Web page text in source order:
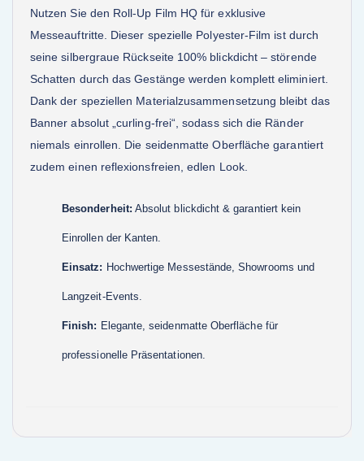
Nutzen Sie den Roll-Up Film HQ für exklusive
Messeauftritte. Dieser spezielle Polyester-Film ist durch
seine silbergraue Rückseite 100% blickdicht – störende
Schatten durch das Gestänge werden komplett eliminiert.
Dank der speziellen Materialzusammensetzung bleibt das
Banner absolut „curling-frei“, sodass sich die Ränder
niemals einrollen. Die seidenmatte Oberfläche garantiert
zudem einen reflexionsfreien, edlen Look.
Besonderheit: Absolut blickdicht & garantiert kein
Einrollen der Kanten.
Einsatz: Hochwertige Messestände, Showrooms und
Langzeit-Events.
Finish: Elegante, seidenmatte Oberfläche für
professionelle Präsentationen.